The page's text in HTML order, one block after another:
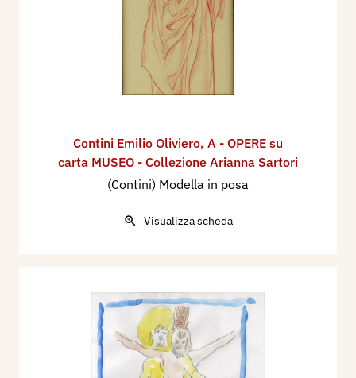
Contini Emilio Oliviero, A - OPERE su
carta MUSEO - Collezione Arianna Sartori
(Contini) Modella in posa
Visualizza scheda